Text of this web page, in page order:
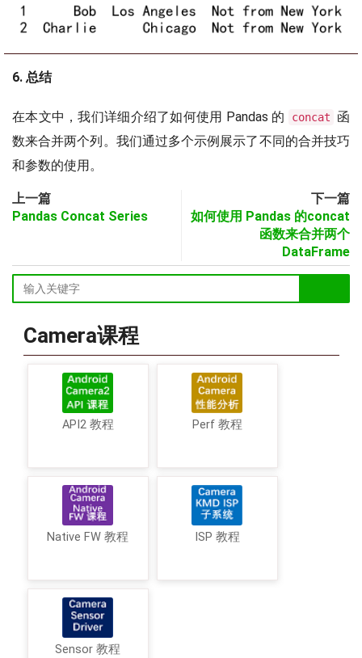
6. 总结
在本文中，我们详细介绍了如何使用 Pandas 的 concat
函
数来合并两个列。我们通过多个示例展示了不同的合并技巧
和参数的使用。
上一篇
Pandas Concat Series
下一篇
如何使用 Pandas 的concat
函数来合并两个
DataFrame
Camera课程
API2 教程 Perf 教程
Native FW 教程 ISP 教程
Sensor 教程